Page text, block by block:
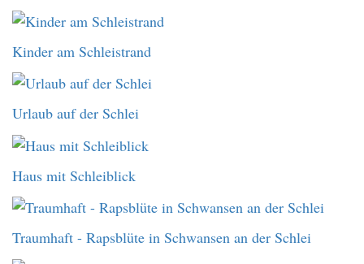
Kinder am Schleistrand
Urlaub auf der Schlei
Haus mit Schleiblick
Traumhaft - Rapsblüte in Schwansen an der Schlei